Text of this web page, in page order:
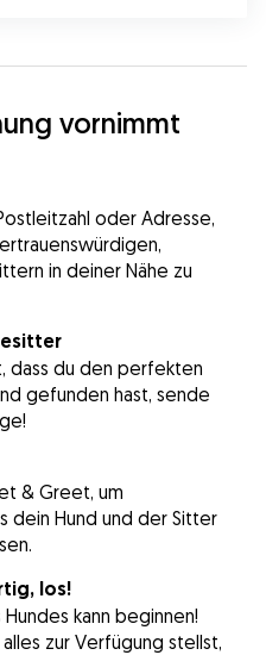
vornimmt
oder Adresse,
in deiner Nähe zu
dass du den perfekten
gefunden hast, sende
& Greet, um
dein Hund und der Sitter
los!
kann beginnen!
zur Verfügung stellst,